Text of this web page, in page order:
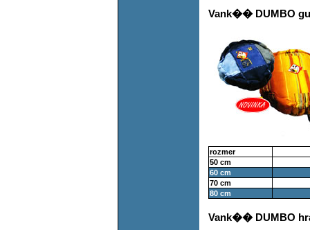
Vank�� DUMBO
rozmer
50 cm
60 cm
70 cm
80 cm
Vank�� DUMBO